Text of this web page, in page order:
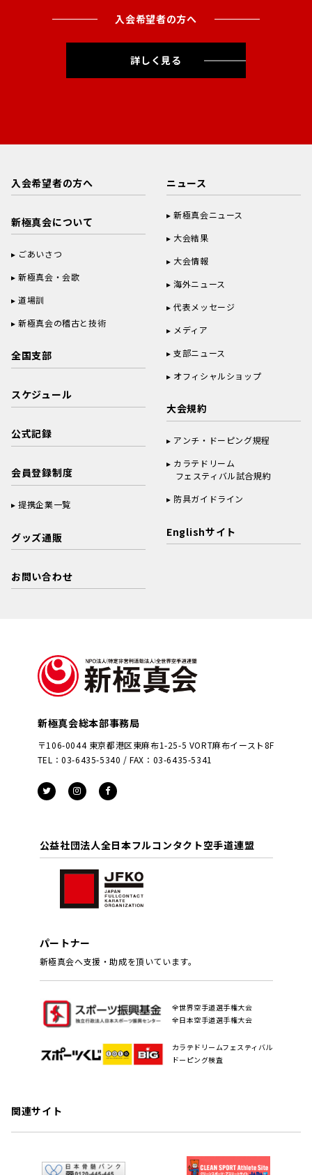
入会希望者の方へ
詳しく見る
入会希望者の方へ
新極真会について
ごあいさつ
新極真会・会歌
道場訓
新極真会の稽古と技術
全国支部
スケジュール
公式記録
会員登録制度
提携企業一覧
グッズ通販
お問い合わせ
ニュース
新極真会ニュース
大会結果
大会情報
海外ニュース
代表メッセージ
メディア
支部ニュース
オフィシャルショップ
大会規約
アンチ・ドーピング規程
カラテドリーム
フェスティバル試合規約
防具ガイドライン
Englishサイト
新極真会総本部事務局
〒106-0044 東京都港区東麻布1-25-5 VORT麻布イースト8F
TEL：03-6435-5340 / FAX：03-6435-5341
公益社団法人全日本フルコンタクト空手道連盟
パートナー
新極真会へ支援・助成を頂いています。
全世界空手道選手権大会
全日本空手道選手権大会
カラテドリームフェスティバル
ドーピング検査
関連サイト